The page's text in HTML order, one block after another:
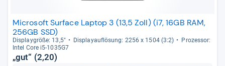
Microsoft Surface Laptop 3 (13,5 Zoll) (i7, 16GB RAM,
256GB SSD)
Dis­play­größe: 13,5" Dis­pla­yauf­lö­sung: 2256 x 1504 (3:2)
Pro­zes­sor:
Intel Core i5-​1035G7
„gut“ (2,20)